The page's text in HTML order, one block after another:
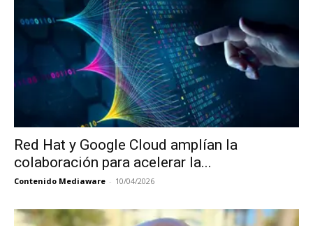
Red Hat y Google Cloud amplían la
colaboración para acelerar la...
Contenido Mediaware - 10/04/2026